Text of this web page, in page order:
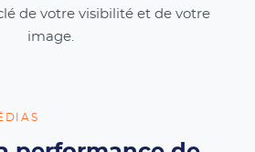
de votre visibilité et de votre
image.